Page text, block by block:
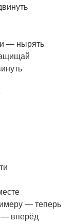
— нырять
— теперь
— вперёд